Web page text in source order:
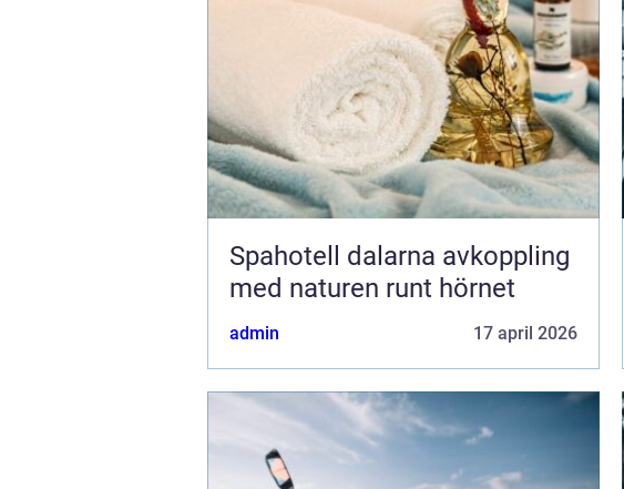
Spahotell dalarna avkoppling
med naturen runt hörnet
admin 17 april 2026